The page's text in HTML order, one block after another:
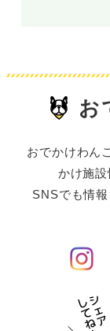
お
おでかけわん
かけ施設
SNSでも情